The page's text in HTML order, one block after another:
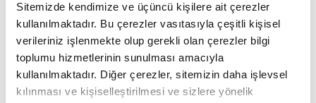
Sitemizde kendimize ve üçüncü kişilere ait çerezler
kullanılmaktadır. Bu çerezler vasıtasıyla çeşitli kişisel
verileriniz işlenmekte olup gerekli olan çerezler bilgi
toplumu hizmetlerinin sunulması amacıyla
kullanılmaktadır. Diğer çerezler, sitemizin daha işlevsel
kılınması ve kişiselleştirilmesi ve sizlere yönelik
2023 yıl sonunu, 2022 yılına paralel 4 milyar dolar
ve üstünde bir ciro ile tamamlamayı
hedeflediklerini belirten Terziler, "Yılın geri kalan
aylarında 2,5 milyar dolarlık cirolara rahatlıkla